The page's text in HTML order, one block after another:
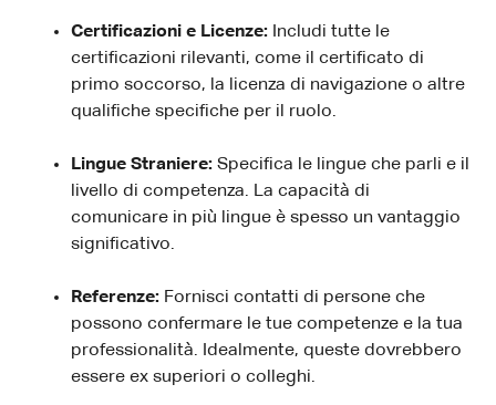
Certificazioni e Licenze: Includi tutte le
certificazioni rilevanti, come il certificato di
primo soccorso, la licenza di navigazione o altre
qualifiche specifiche per il ruolo.
Lingue Straniere: Specifica le lingue che parli e il
livello di competenza. La capacità di
comunicare in più lingue è spesso un vantaggio
significativo.
Referenze: Fornisci contatti di persone che
possono confermare le tue competenze e la tua
professionalità. Idealmente, queste dovrebbero
essere ex superiori o colleghi.